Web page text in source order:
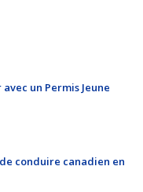
un Permis Jeune
conduire canadien en